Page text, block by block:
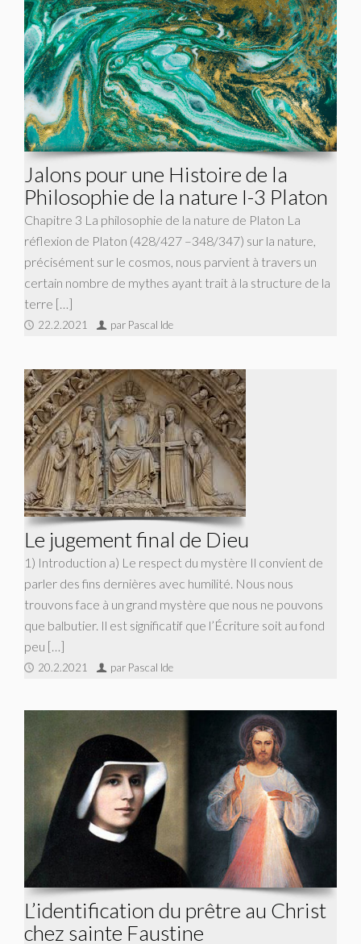
Jalons pour une Histoire de la
Philosophie de la nature I-3 Platon
Chapitre 3 La philosophie de la nature de Platon La
réflexion de Platon (428/427 –348/347) sur la nature,
précisément sur le cosmos, nous parvient à travers un
certain nombre de mythes ayant trait à la structure de la
terre […]
22.2.2021 par Pascal Ide
Le jugement final de Dieu
1) Introduction a) Le respect du mystère Il convient de
parler des fins dernières avec humilité. Nous nous
trouvons face à un grand mystère que nous ne pouvons
que balbutier. Il est significatif que l’Écriture soit au fond
peu […]
20.2.2021 par Pascal Ide
L’identification du prêtre au Christ
chez sainte Faustine